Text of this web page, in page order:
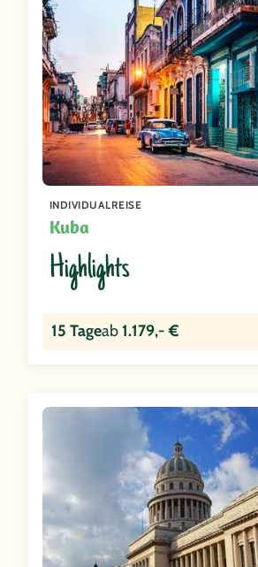
INDIVIDUALREISE
Kuba
Highlights
15 Tageab1.179,- €